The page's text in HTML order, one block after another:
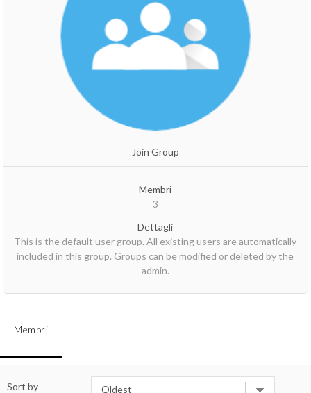
Join Group
Membri
3
Dettagli
This is the default user group. All existing users are automatically
included in this group. Groups can be modified or deleted by the
admin.
Membri
Sort by